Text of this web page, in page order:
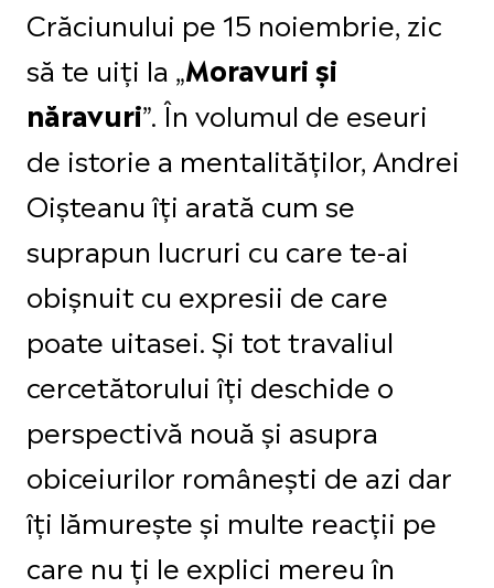
Crăciunului pe 15 noiembrie, zic
să te uiți la „Moravuri şi
năravuri”. În volumul de eseuri
de istorie a mentalităților, Andrei
Oișteanu îți arată cum se
suprapun lucruri cu care te-ai
obișnuit cu expresii de care
poate uitasei. Și tot travaliul
cercetătorului îți deschide o
perspectivă nouă și asupra
obiceiurilor românești de azi dar
îți lămurește și multe reacții pe
care nu ți le explici mereu în